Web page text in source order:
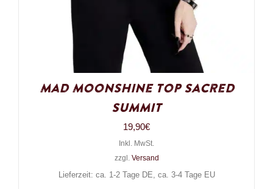
Mad Moonshine Top Sacred
Summit
19,90€
Inkl. MwSt.
zzgl. Versand
Lieferzeit: ca. 1-2 Tage DE, ca. 3-4 Tage EU